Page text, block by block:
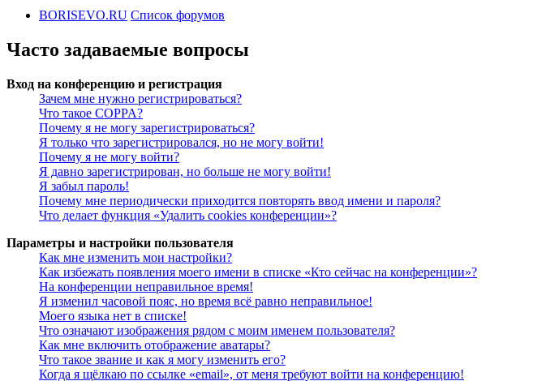
BORISEVO.RU Список форумов
Часто задаваемые вопросы
Вход на конференцию и регистрация
Зачем мне нужно регистрироваться?
Что такое COPPA?
Почему я не могу зарегистрироваться?
Я только что зарегистрировался, но не могу войти!
Почему я не могу войти?
Я давно зарегистрирован, но больше не могу войти!
Я забыл пароль!
Почему мне периодически приходится повторять ввод имени и пароля?
Что делает функция «Удалить cookies конференции»?
Параметры и настройки пользователя
Как мне изменить мои настройки?
Как избежать появления моего имени в списке «Кто сейчас на конференции»?
На конференции неправильное время!
Я изменил часовой пояс, но время всё равно неправильное!
Моего языка нет в списке!
Что означают изображения рядом с моим именем пользователя?
Как мне включить отображение аватары?
Что такое звание и как я могу изменить его?
Когда я щёлкаю по ссылке «email», от меня требуют войти на конференцию!